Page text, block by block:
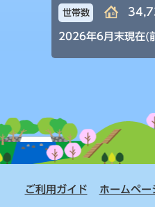
世帯数
2026年6月末現在(
ご利用ガイド ホームペー